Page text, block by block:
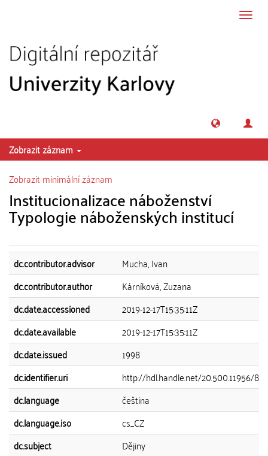
Zobrazit záznam
Zobrazit minimální záznam
Institucionalizace náboženství
Typologie náboženských institucí
dc.contributor.advisor
Mucha, Ivan
dc.contributor.author
Kárníková, Zuzana
dc.date.accessioned
2019-12-17T15:35:11Z
dc.date.available
2019-12-17T15:35:11Z
dc.date.issued
1998
dc.identifier.uri
http://hdl.handle.net/20.500.11956/
dc.language
čeština
dc.language.iso
cs_CZ
dc.subject
Dějiny